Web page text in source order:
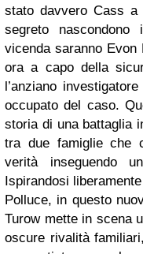
stato davvero Cass a
segreto
vicenda saranno Evon
ora a capo della
l’anziano
occupato del caso.
storia di una battaglia
tra due famiglie che
verità inseguendo
Ispirandosi
Polluce, in questo
Turow mette in scena
oscure rivalità